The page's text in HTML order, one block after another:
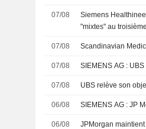
07/08
Siemens
"mixtes" au
07/08 Scandinavian
07/08
07/08 UBS relève son
06/08
06/08 JPMorgan